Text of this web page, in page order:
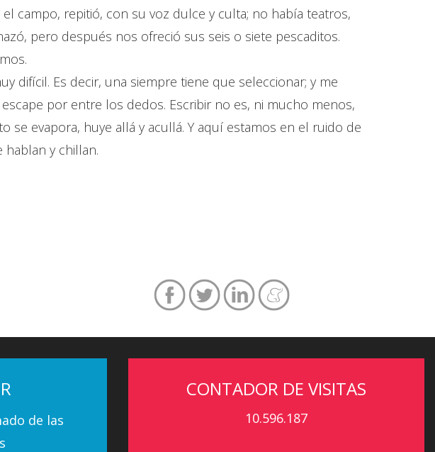
campo, repitió, con su voz dulce y culta; no había teatros,
pero después nos ofreció sus seis o siete pescaditos.
difícil. Es decir, una siempre tiene que seleccionar; y me
por entre los dedos. Escribir no es, ni mucho menos,
se evapora, huye allá y acullá. Y aquí estamos en el ruido de
hablan y chillan.
de las
CONTADOR DE VISITAS
10.596.187